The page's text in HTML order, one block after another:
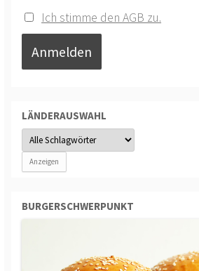
Ich stimme den AGB zu.
LÄNDERAUSWAHL
BURGERSCHWERPUNKT